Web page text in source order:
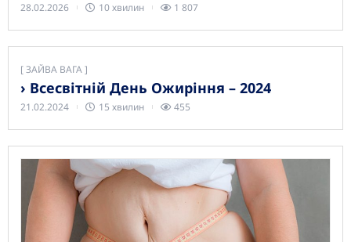
28.02.2026 10 хвилин 1 807
[ЗАЙВА ВАГА
› Всесвітній День Ожиріння – 2024
21.02.2024 15 хвилин 455